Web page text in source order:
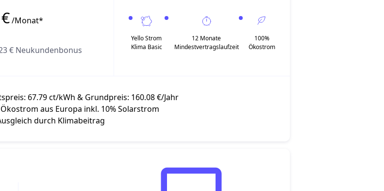
/Monat*
€ Neukundenbonus
Yello Strom
Klima Basic
12 Monate
Mindestvertragslaufzeit
100%
Ökostrom
67.79 ct/kWh & Grundpreis: 160.08 €/Jahr
Ökostrom aus Europa inkl. 10% Solarstrom
durch Klimabeitrag